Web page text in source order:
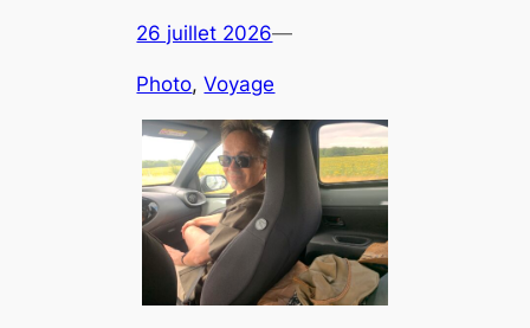
26 juillet 2026—
Photo, Voyage